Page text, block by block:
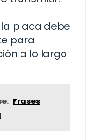
placa debe
para
a lo largo
Frases